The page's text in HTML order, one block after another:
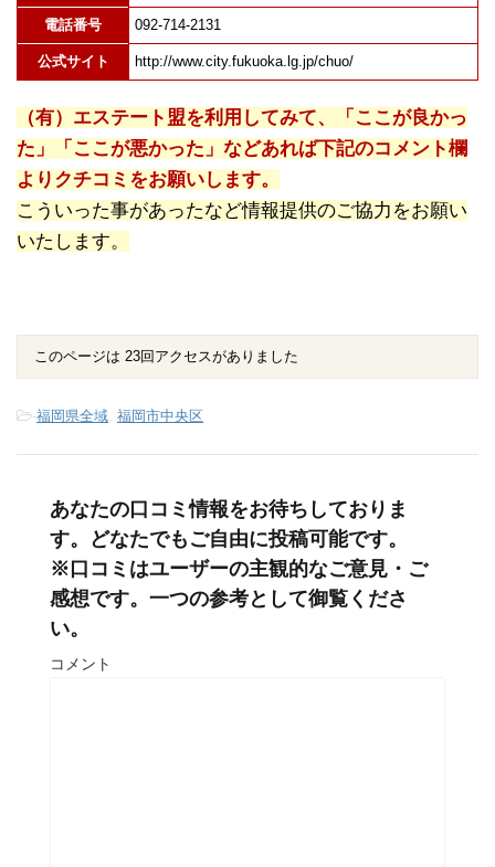
電話番号 092-714-2131
公式サイト http://www.city.fukuoka.lg.jp/chuo/
（有）エステート盟を利用してみて、「ここが良かっ
た」「ここが悪かった」などあれば下記のコメント欄
よりクチコミをお願いします。
こういった事があったなど情報提供のご協力をお願い
いたします。
このページは 23回アクセスがありました
-福岡県全域, 福岡市中央区
あなたの口コミ情報をお待ちしておりま
す。どなたでもご自由に投稿可能です。
※口コミはユーザーの主観的なご意見・ご
感想です。一つの参考として御覧くださ
い。
コメント